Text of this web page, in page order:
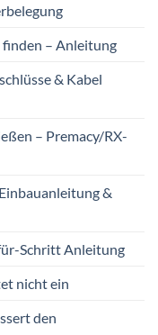
– Anleitung
& Kabel
– Premacy/RX-
&
Schritt Anleitung
nicht ein
den